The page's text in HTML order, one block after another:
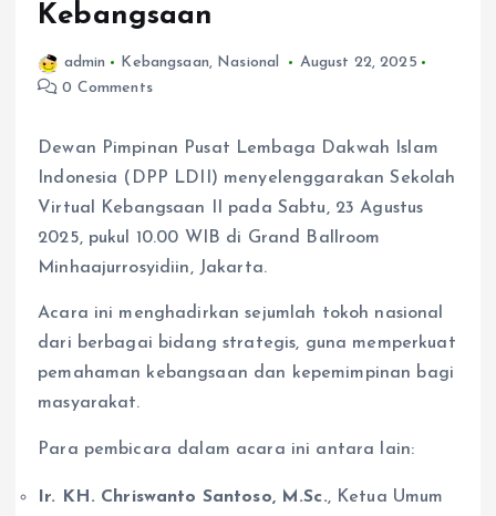
Kebangsaan
admin Kebangsaan, Nasional
August 22, 2025
0 Comments
Dewan Pimpinan Pusat Lembaga Dakwah Islam
Indonesia (DPP LDII) menyelenggarakan Sekolah
Virtual Kebangsaan II pada Sabtu, 23 Agustus
2025, pukul 10.00 WIB di Grand Ballroom
Minhaajurrosyidiin, Jakarta.
Acara ini menghadirkan sejumlah tokoh nasional
dari berbagai bidang strategis, guna memperkuat
pemahaman kebangsaan dan kepemimpinan bagi
masyarakat.
Para pembicara dalam acara ini antara lain:
Ir. KH. Chriswanto Santoso, M.Sc., Ketua Umum